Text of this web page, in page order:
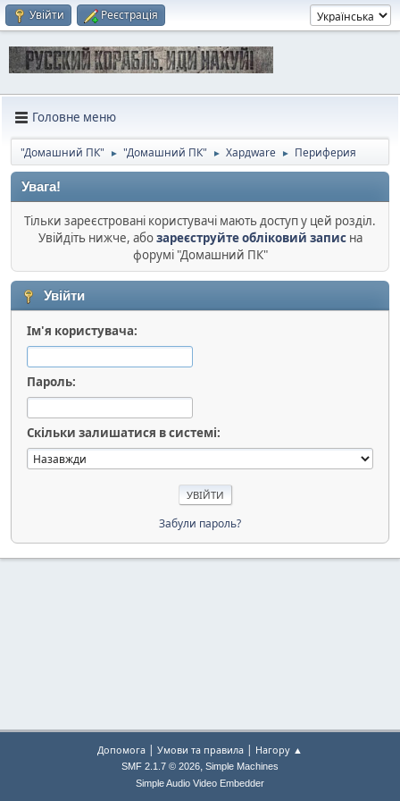
Увійти Реєстрація
Головне меню
"Домашний ПК" ► "Домашний ПК" ► Хардware ► Периферия
Увага!
Тільки зареєстровані користувачі мають доступ у цей розділ.
Увійдіть нижче, абозареєструйте обліковий записна
форумі "Домашний ПК"
Увійти
Ім'я користувача:
Пароль:
Скільки залишатися в системі:
Забули пароль?
Допомога | Умови та правила | Нагору ▲
SMF 2.1.7 © 2026, Simple Machines
Simple Audio Video Embedder